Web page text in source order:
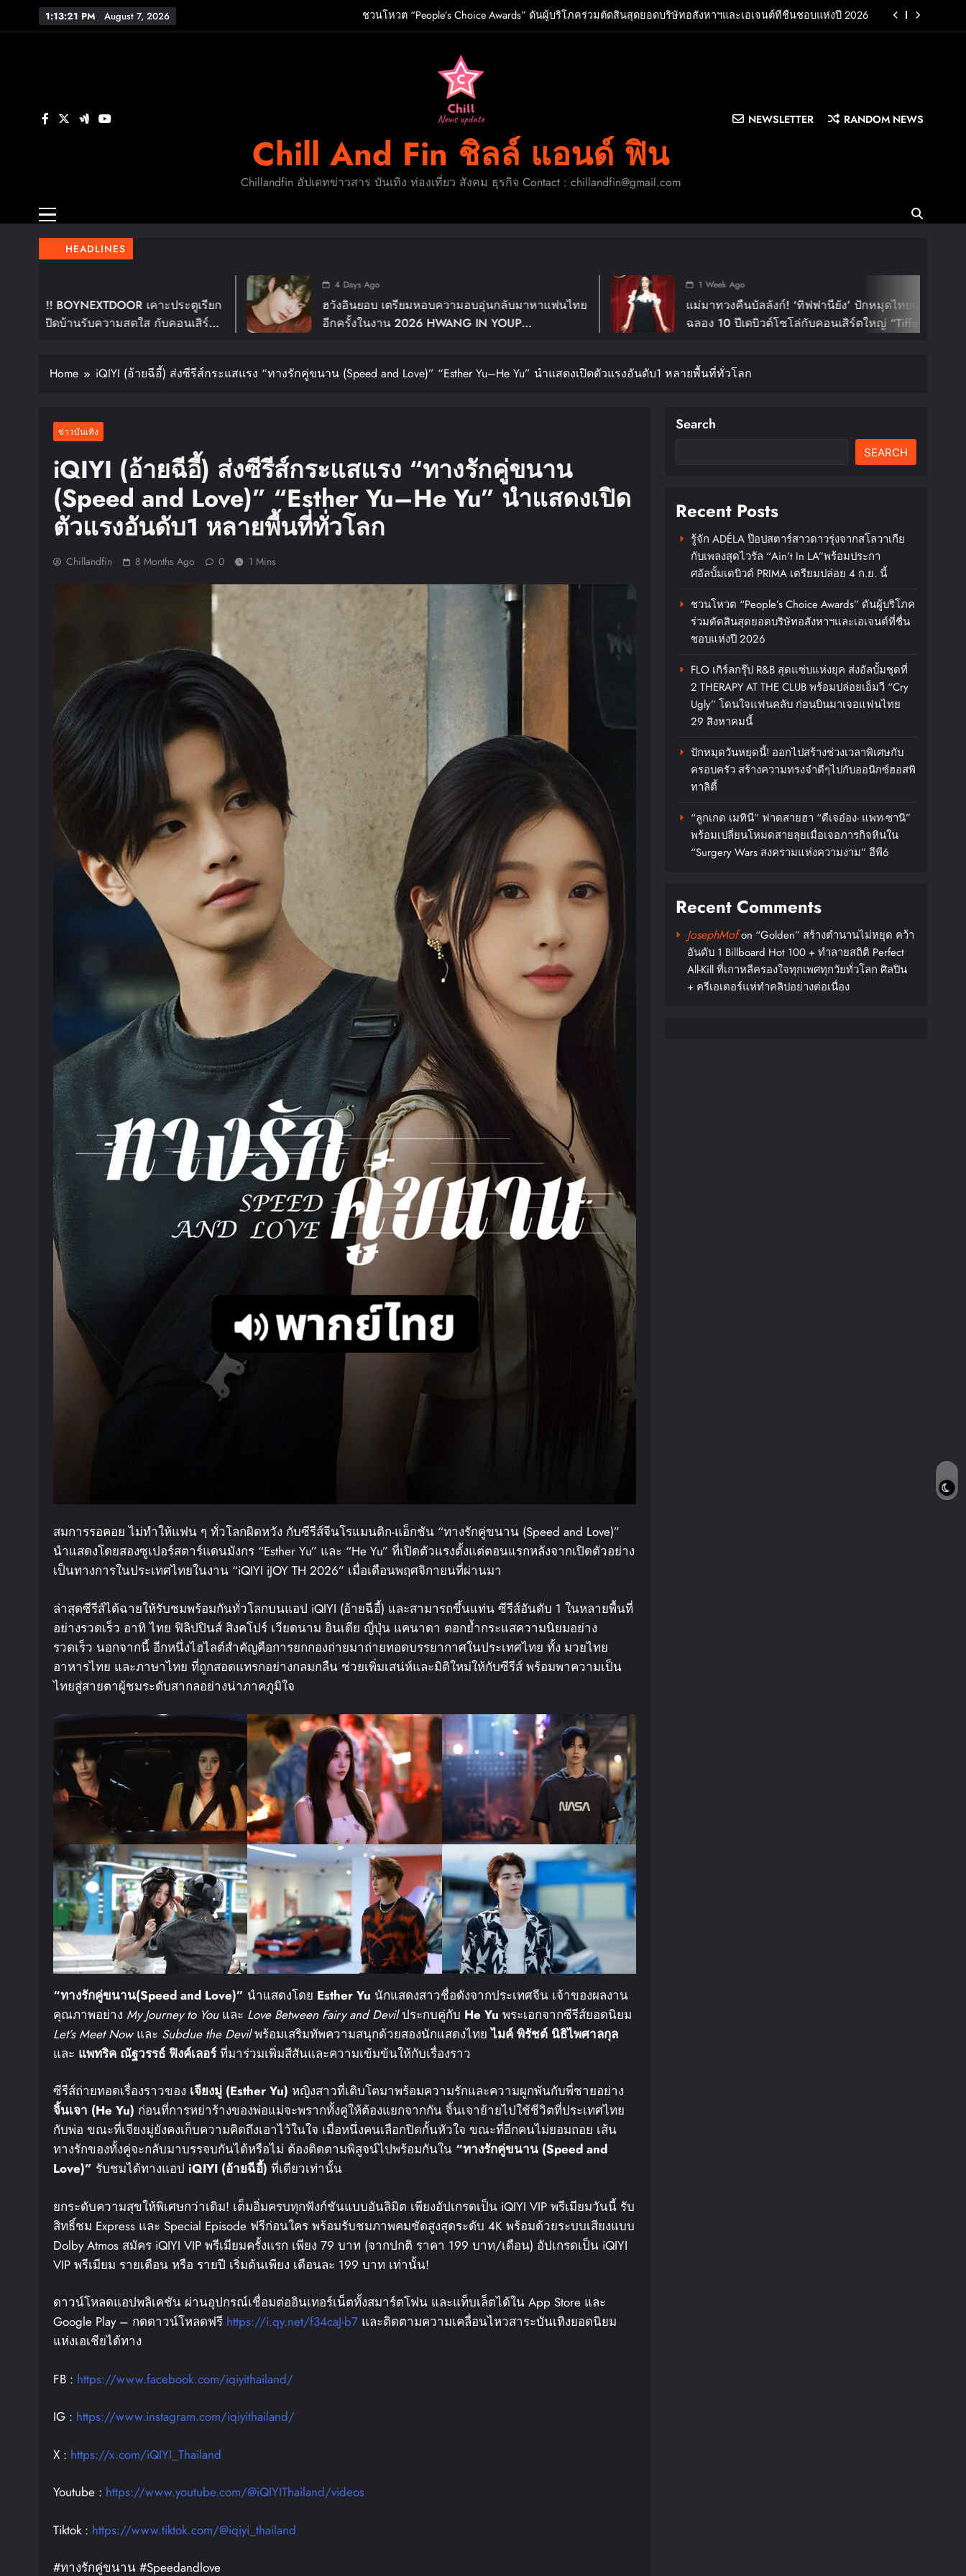
1:13:22 PM August 7, 2026
ชวนโหวต “People’s Choice Awards” ดันผู้บริโภคร่วมตัดสินสุดยอดบริษัทอสังหาฯและเอเจนต์ที่ชื่นชอบแห่งปี 2026
ปักหมุดวันหยุดนี้! ออกไปสร้างช่วงเวลาพิเศษกับครอบครัว สร้างความทรงจำดีๆไปกับออนิกซ์ฮอสพิทาลิตี้
รู้จัก ADÉLA ป๊อปสตาร์สาวดาวรุ่งจากสโลวาเกีย กับเพลงสุดไวรัล “Ain’t In LA”พร้อมประกาศอัลบั้มเดบิวต์ PRIMA เตรียมปล่อย
4 ก.ย. นี้
ชวนโหวต “People’s Choice Awards” ดันผู้บริโภคร่วมตัดสินสุดยอดบริษัทอสังหาฯและเอเจนต์ที่ชื่นชอบแห่งปี 2026
FLO เกิร์ลกรุ๊ป R&B สุดแซ่บแห่งยุค ส่งอัลบั้มชุดที่ 2 THERAPY AT THE CLUB พร้อมปล่อยเอ็มวี “Cry Ugly” โดนใจแฟนคลับ ก่อน
Chill And Fin ชิลล์ แอนด์ ฟิน
Chillandfin อัปเดทข่าวสาร บันเทิง ท่องเที่ยว สังคม ธุรกิจ Contact : chillandfin@gmail.com
NEWSLETTER RANDOM NEWS
HEADLINES
เคาะประตูเรียก
ส กับคอนเสิร์ต
ฮวังอินยอบ เตรียมหอบความอบอุ่นกลับมาหาแฟนไทย
อีกครั้งในงาน 2026 HWANG IN YOUP
แม่มาทวงคืนบัลลังก์! ‘ทิฟฟานียัง’ ปักหมุดไทยแลนด์
ฉลอง 10 ปีเดบิวต์โซโล่กับคอนเสิร์ตใหญ่ “Tiffany
Home iQIYI (อ้ายฉีอี้) ส่งซีรีส์กระแสแรง “ทางรักคู่ขนาน (Speed and Love)” “Esther Yu–He Yu” นำแสดงเปิดตัวแรงอันดับ1 หลายพื้นที่ทั่วโลก
ข่าวบันเทิง
iQIYI (อ้ายฉีอี้) ส่งซีรีส์กระแสแรง “ทางรักคู่ขนาน
(Speed and Love)” “Esther Yu–He Yu” นำแสดงเปิด
ตัวแรงอันดับ1 หลายพื้นที่ทั่วโลก
Chillandfin 8 Months Ago 0 1 Mins
สมการรอคอย ไม่ทำให้แฟน ๆ ทั่วโลกผิดหวัง กับซีรีส์จีนโรแมนติก-แอ็กชัน “ทางรักคู่ขนาน (Speed and Love)”
นำแสดงโดยสองซูเปอร์สตาร์แดนมังกร “Esther Yu” และ “He Yu” ที่เปิดตัวแรงตั้งแต่ตอนแรกหลังจากเปิดตัวอย่าง
เป็นทางการในประเทศไทยในงาน “iQIYI iJOY TH 2026” เมื่อเดือนพฤศจิกายนที่ผ่านมา
ล่าสุดซีรีส์ได้ฉายให้รับชมพร้อมกันทั่วโลกบนแอป iQIYI (อ้ายฉีอี้) และสามารถขึ้นแท่น ซีรีส์อันดับ 1 ในหลายพื้นที่
อย่างรวดเร็ว อาทิ ไทย ฟิลิปปินส์ สิงคโปร์ เวียดนาม อินเดีย ญี่ปุ่น แคนาดา ตอกย้ำกระแสความนิยมอย่าง
รวดเร็ว นอกจากนี้ อีกหนึ่งไฮไลต์สำคัญคือการยกกองถ่ายมาถ่ายทอดบรรยากาศในประเทศไทย ทั้ง มวยไทย
อาหารไทย และภาษาไทย ที่ถูกสอดแทรกอย่างกลมกลืน ช่วยเพิ่มเสน่ห์และมิติใหม่ให้กับซีรีส์ พร้อมพาความเป็น
ไทยสู่สายตาผู้ชมระดับสากลอย่างน่าภาคภูมิใจ
“ทางรักคู่ขนาน(Speed and Love)” นำแสดงโดย Esther Yu นักแสดงสาวชื่อดังจากประเทศจีน เจ้าของผลงาน
คุณภาพอย่าง My Journey to Youและ Love Between Fairy and Devilประกบคู่กับ He Yu พระเอกจากซีรีส์ยอดนิยม
Let’s Meet Nowและ Subdue the Devilพร้อมเสริมทัพความสนุกด้วยสองนักแสดงไทยไมค์ พิรัชต์ นิธิไพศาลกุล
และ แพทริค ณัฐวรรธ์ ฟิงค์เลอร์ที่มาร่วมเพิ่มสีสันและความเข้มข้นให้กับเรื่องราว
ซีรีส์ถ่ายทอดเรื่องราวของ เจียงมู่ (Esther Yu) หญิงสาวที่เติบโตมาพร้อมความรักและความผูกพันกับพี่ชายอย่าง
จิ้นเจา (He Yu) ก่อนที่การหย่าร้างของพ่อแม่จะพรากทั้งคู่ให้ต้องแยกจากกัน จิ้นเจาย้ายไปใช้ชีวิตที่ประเทศไทย
กับพ่อ ขณะที่เจียงมู่ยังคงเก็บความคิดถึงเอาไว้ในใจ เมื่อหนึ่งคนเลือกปิดกั้นหัวใจ ขณะที่อีกคนไม่ยอมถอย เส้น
ทางรักของทั้งคู่จะกลับมาบรรจบกันได้หรือไม่ ต้องติดตามพิสูจน์ไปพร้อมกันใน “ทางรักคู่ขนาน (Speed and
Love)” รับชมได้ทางแอป iQIYI (อ้ายฉีอี้) ที่เดียวเท่านั้น
ยกระดับความสุขให้พิเศษกว่าเดิม! เต็มอิ่มครบทุกฟังก์ชันแบบอันลิมิต เพียงอัปเกรดเป็น iQIYI VIP พรีเมียมวันนี้ รับ
สิทธิ์ชม Express และ Special Episode ฟรีก่อนใคร พร้อมรับชมภาพคมชัดสูงสุดระดับ 4K พร้อมด้วยระบบเสียงแบบ
Dolby Atmos สมัคร iQIYI VIP พรีเมียมครั้งแรก เพียง 79 บาท (จากปกติ ราคา 199 บาท/เดือน) อัปเกรดเป็น iQIYI
VIP พรีเมียม รายเดือน หรือ รายปี เริ่มต้นเพียง เดือนละ 199 บาท เท่านั้น!
ดาวน์โหลดแอปพลิเคชัน ผ่านอุปกรณ์เชื่อมต่ออินเทอร์เน็ตทั้งสมาร์ตโฟน และแท็บเล็ตได้ใน App Store และ
Google Play – กดดาวน์โหลดฟรี https://i.qy.net/f34caJ-b7 และติดตามความเคลื่อนไหวสาระบันเทิงยอดนิยม
แห่งเอเชียได้ทาง
FB : https://www.facebook.com/iqiyithailand/
IG : https://www.instagram.com/iqiyithailand/
X : https://x.com/iQIYI_Thailand
Youtube : https://www.youtube.com/@iQIYIThailand/videos
Tiktok : https://www.tiktok.com/@iqiyi_thailand
#ทางรักคู่ขนาน #Speedandlove
Search
SEARCH
Recent Posts
รู้จัก ADÉLA ป๊อปสตาร์สาวดาวรุ่งจากสโลวาเกีย
กับเพลงสุดไวรัล “Ain’t In LA”พร้อมประกา
ศอัลบั้มเดบิวต์ PRIMA เตรียมปล่อย 4 ก.ย. นี้
ชวนโหวต “People’s Choice Awards” ดันผู้บริโภค
ร่วมตัดสินสุดยอดบริษัทอสังหาฯและเอเจนต์ที่ชื่น
ชอบแห่งปี 2026
FLO เกิร์ลกรุ๊ป R&B สุดแซ่บแห่งยุค ส่งอัลบั้มชุดที่
2 THERAPY AT THE CLUB พร้อมปล่อยเอ็มวี “Cry
Ugly” โดนใจแฟนคลับ ก่อนบินมาเจอแฟนไทย
29 สิงหาคมนี้
ปักหมุดวันหยุดนี้! ออกไปสร้างช่วงเวลาพิเศษกับ
ครอบครัว สร้างความทรงจำดีๆไปกับออนิกซ์ฮอสพิ
ทาลิตี้
“ลูกเกด เมทินี” ฟาดสายฮา “ดีเจอ๋อง- แพท-ซานิ”
พร้อมเปลี่ยนโหมดสายลุยเมื่อเจอภารกิจหินใน
“Surgery Wars สงครามแห่งความงาม” อีพี6
Recent Comments
JosephMofon “Golden” สร้างตำนานไม่หยุด คว้า
อันดับ 1 Billboard Hot 100 + ทำลายสถิติ Perfect
All-Kill ที่เกาหลีครองใจทุกเพศทุกวัยทั่วโลก ศิลปิน
+ ครีเอเตอร์แห่ทำคลิปอย่างต่อเนื่อง